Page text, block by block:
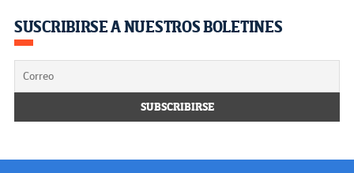
SUSCRIBIRSE A NUESTROS BOLETINES